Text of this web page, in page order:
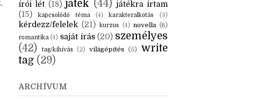
aktuális (6) beszámoló (6) ceruzanyomok (6)
egyperces (13) életjel (23) fanfic (1) fantasy
(10) fordítás (7) gondolatok az írásról (12)
írói lét
(18) játék (44) játékra írtam
(15)
kapcsolódó téma (4) karakteralkotás (3)
kérdezz/felelek
tag/kihívás
tag (29)